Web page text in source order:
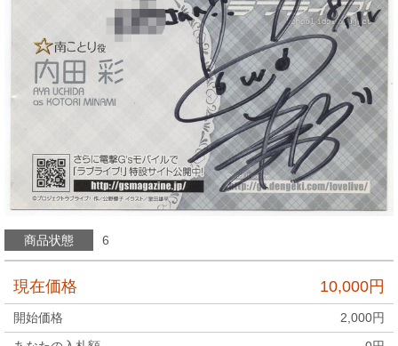
商品状態 6
現在価格 10,000円
開始価格 2,000円